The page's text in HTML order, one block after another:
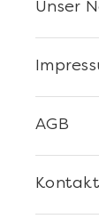
Kontakt
AGB
Unser